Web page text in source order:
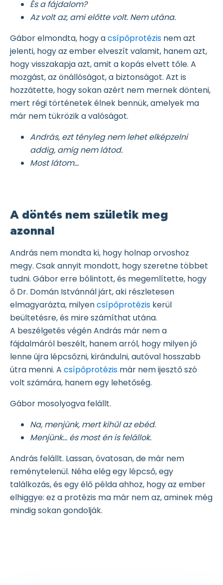
És a fájdalom?
Az volt az, ami előtte volt. Nem utána.
Gábor elmondta, hogy acsípőprotézis nem azt
jelenti, hogy az ember elveszít valamit, hanem azt,
hogy visszakapja azt, amit a kopás elvett tőle. A
mozgást, az önállóságot, a biztonságot. Azt is
hozzátette, hogy sokan azért nem mernek dönteni,
mert régi történetek élnek bennük, amelyek ma
már nem tükrözik a valóságot.
András, ezt tényleg nem lehet elképzelni
addig, amíg nem látod.
Most látom…
A döntés nem születik meg
azonnal
András nem mondta ki, hogy holnap orvoshoz
megy. Csak annyit mondott, hogy szeretne többet
tudni. Gábor erre bólintott, és megemlítette, hogy
ő Dr. Domán Istvánnál járt, aki részletesen
elmagyarázta, milyencsípőprotézis kerül
beültetésre, és mire számíthat utána.
A beszélgetés végén András már nem a
fájdalmáról beszélt, hanem arról, hogy milyen jó
lenne újra lépcsőzni, kirándulni, autóval hosszabb
útra menni. A csípőprotézis már nem ijesztő szó
volt számára, hanem egy lehetőség.
Gábor mosolyogva felállt.
Na, menjünk, mert kihűl az ebéd.
Menjünk… és most én is felállok.
András felállt. Lassan, óvatosan, de már nem
reménytelenül. Néha elég egy lépcső, egy
találkozás, és egy élő példa ahhoz, hogy az ember
elhiggye: ez a protézis ma már nem az, aminek még
mindig sokan gondolják.